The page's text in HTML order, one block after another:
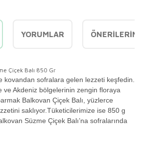
YORUMLAR
Çiçek Balı 850 Gr
kovandan sofralara gelen lezzeti keşfedin.
ve Akdeniz bölgelerinin zengin floraya
Balkovan Çiçek Balı, yüzlerce
saklıyor.Tüketicilerimize ise 850 g
Süzme Çiçek Balı’na sofralarında